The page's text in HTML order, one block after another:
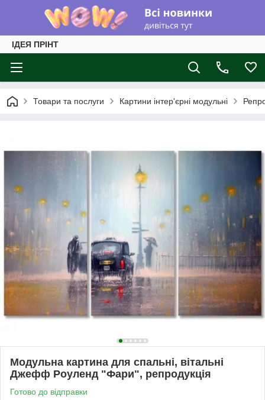
ІДЕЯ ПРІНТ
Товари та послуги Картини інтер'єрні модульні
Модульна картина для спальні, вітальні
Джефф Роуленд "Фари", репродукція
Готово до відправки